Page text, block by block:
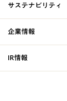
サステナビリティ
企業情報
IR情報